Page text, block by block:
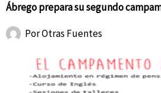
Ábrego prepara su segundo
PorOtras Fuentes